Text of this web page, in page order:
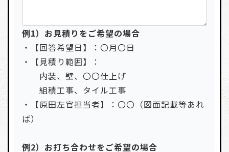
例1）お見積りをご希望の場合
・【回答希望日】：〇月〇日
・【見積り範囲】：
内装、壁、〇〇仕上げ
組積工事、タイル工事
・【原田左官担当者】：〇〇（図面記載等あれ
ば）
例2）お打ち合わせをご希望の場合